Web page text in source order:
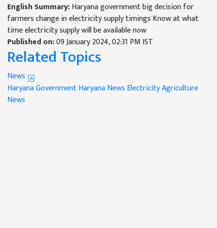
English Summary:Haryana government big decision for
farmers change in electricity supply timings Know at what
time electricity supply will be available now
Published on:09 January 2024, 02:31 PM IST
Related Topics
News
Haryana GovernmentHaryana News ElectricityAgriculture
News